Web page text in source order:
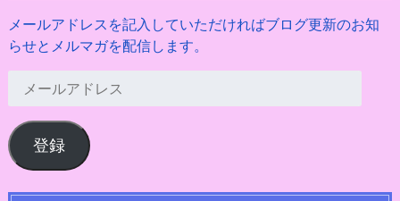
メールアドレスを記入していただければブログ更新のお知
らせとメルマガを配信します。
ー
ル
ア
ド
登録